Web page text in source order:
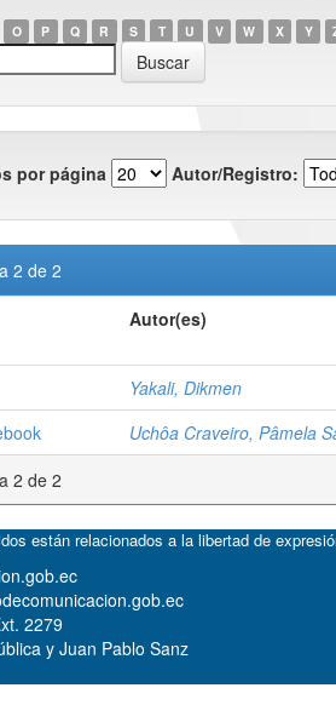
O P Q R S T U V W X Y
por página Autor/Registro:
2 de 2
Autor(es)
Yakali, Dikmen
Uchôa Craveiro, Pâmela
2 de 2
están relacionados a la libertad de
2279
y Juan Pablo Sanz